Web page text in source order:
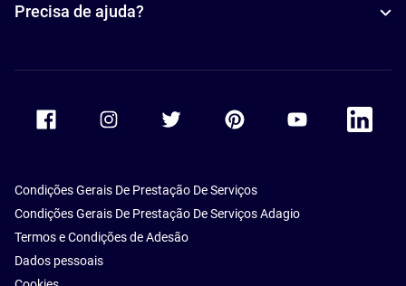
Precisa de ajuda?
Accor Youtube
Accor
Condições Gerais De Prestação De Serviços
Condições Gerais De Prestação De Serviços Adagio
Termos e Condições de Adesão
Dados pessoais